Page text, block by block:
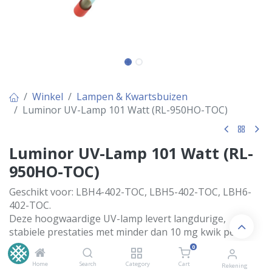
Home Search Category
0
Cart Rekening
Winkel
Lampen & Kwartsbuizen
Luminor UV-Lamp 101 Watt (RL-950HO-TOC)
Luminor UV-Lamp 101 Watt (RL-
950HO-TOC)
Geschikt voor: LBH4-402-TOC, LBH5-402-TOC, LBH6-
402-TOC.
Deze hoogwaardige UV-lamp levert langdurige,
stabiele prestaties met minder dan 10 mg kwik per
lamp—ongeveer 70% minder dan bij de meeste
fabrikanten. Gemaakt van hard kwartsglas met